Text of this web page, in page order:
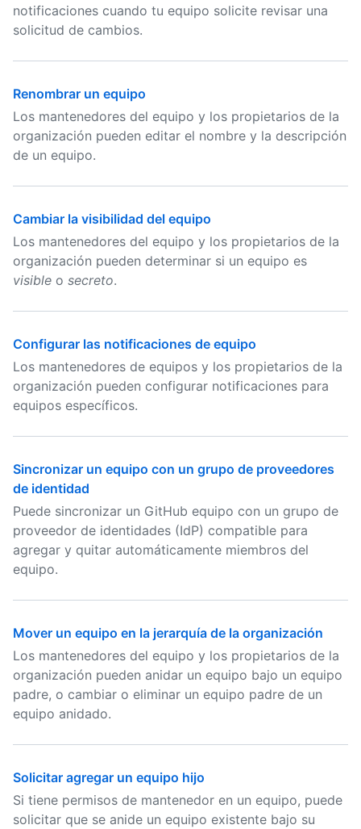
notificaciones cuando tu equipo solicite revisar una
solicitud de cambios.
Renombrar un equipo
Los mantenedores del equipo y los propietarios de la
organización pueden editar el nombre y la descripción
de un equipo.
Cambiar la visibilidad del equipo
Los mantenedores del equipo y los propietarios de la
organización pueden determinar si un equipo es
visible o secreto.
Configurar las notificaciones de equipo
Los mantenedores de equipos y los propietarios de la
organización pueden configurar notificaciones para
equipos específicos.
Sincronizar un equipo con un grupo de proveedores
de identidad
Puede sincronizar un GitHub equipo con un grupo de
proveedor de identidades (IdP) compatible para
agregar y quitar automáticamente miembros del
equipo.
Mover un equipo en la jerarquía de la organización
Los mantenedores del equipo y los propietarios de la
organización pueden anidar un equipo bajo un equipo
padre, o cambiar o eliminar un equipo padre de un
equipo anidado.
Solicitar agregar un equipo hijo
Si tiene permisos de mantenedor en un equipo, puede
solicitar que se anide un equipo existente bajo su